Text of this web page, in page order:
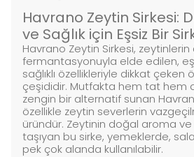
Havrano Zeytin Sirkesi:
ve Sağlık için Eşsiz Bir
Havrano Zeytin Sirkesi,
fermantasyonuyla elde edilen,
sağlıklı özellikleriyle dikkat çeken
çeşididir. Mutfakta hem tat hem
zengin bir alternatif sunan
özellikle zeytin severlerin
üründür. Zeytinin doğal aroma
taşıyan bu sirke, yemeklerde,
pek çok alanda kullanılabilir.